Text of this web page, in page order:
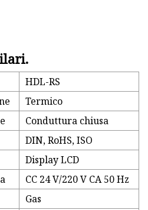
HDL-RS
Termico
Conduttura chiusa
DIN, RoHS, ISO
Display LCD
CC 24 V/220 V CA 50 Hz
Gas